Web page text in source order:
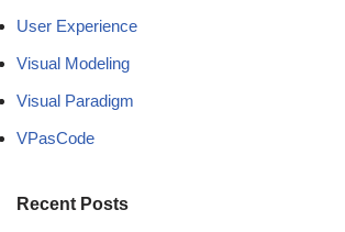
User Experience
Visual Modeling
Visual Paradigm
VPasCode
Recent Posts